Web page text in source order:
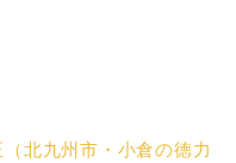
北九州市・小倉の徳力